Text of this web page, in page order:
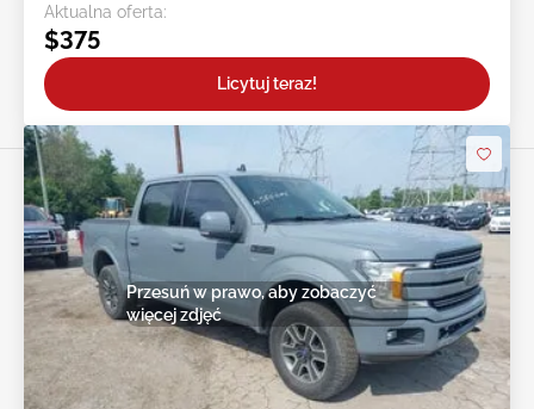
Aktualna oferta:
$375
Licytuj teraz!
Przesuń w prawo, aby zobaczyć
więcej zdjęć